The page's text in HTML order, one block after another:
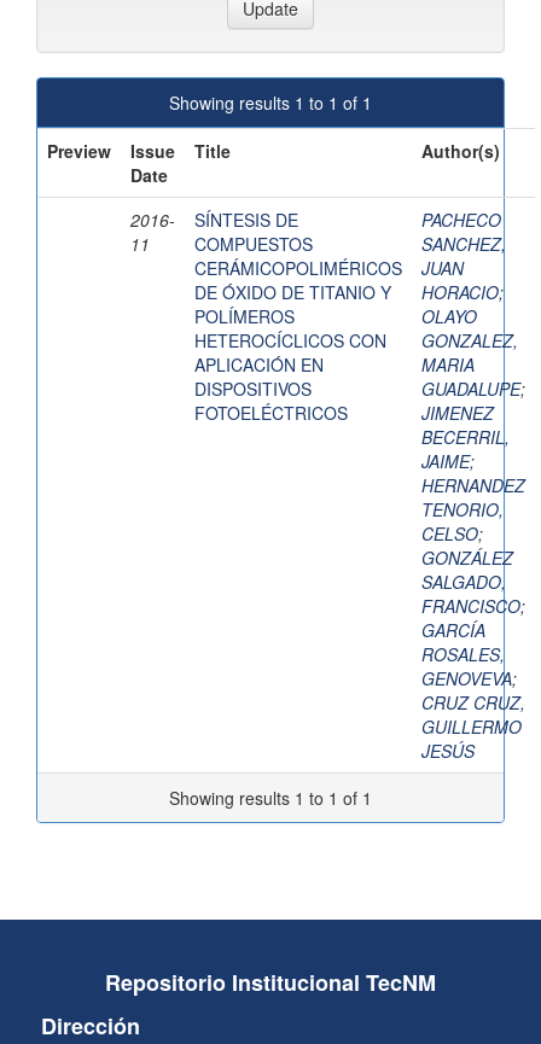
Showing results 1 to 1 of 1
Preview
Issue
Date
Title Author(s)
2016-
11
SÍNTESIS DE
COMPUESTOS
CERÁMICOPOLIMÉRICOS
DE ÓXIDO DE TITANIO Y
POLÍMEROS
HETEROCÍCLICOS CON
APLICACIÓN EN
DISPOSITIVOS
FOTOELÉCTRICOS
PACHECO
SANCHEZ,
JUAN
HORACIO;
OLAYO
GONZALEZ,
MARIA
GUADALUPE;
JIMENEZ
BECERRIL,
JAIME;
HERNANDEZ
TENORIO,
CELSO;
GONZÁLEZ
SALGADO,
FRANCISCO;
GARCÍA
ROSALES,
GENOVEVA;
CRUZ CRUZ,
GUILLERMO
JESÚS
Showing results 1 to 1 of 1
Repositorio Institucional TecNM
Dirección